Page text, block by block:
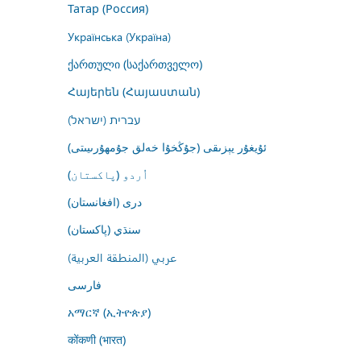
Татар (Россия)
Українська (Україна)
ქართული (საქართველო)
Հայերեն (Հայաստան)
עברית (ישראל)
ئۇيغۇر يېزىقى (جۇڭخۇا خەلق جۇمھۇرىيىتى)
اُردو (پاکستان)
درى (افغانستان)
سنڌي (پاکستان)
عربي (المنطقة العربية)
فارسى
አማርኛ (ኢትዮጵያ)
कोंकणी (भारत)